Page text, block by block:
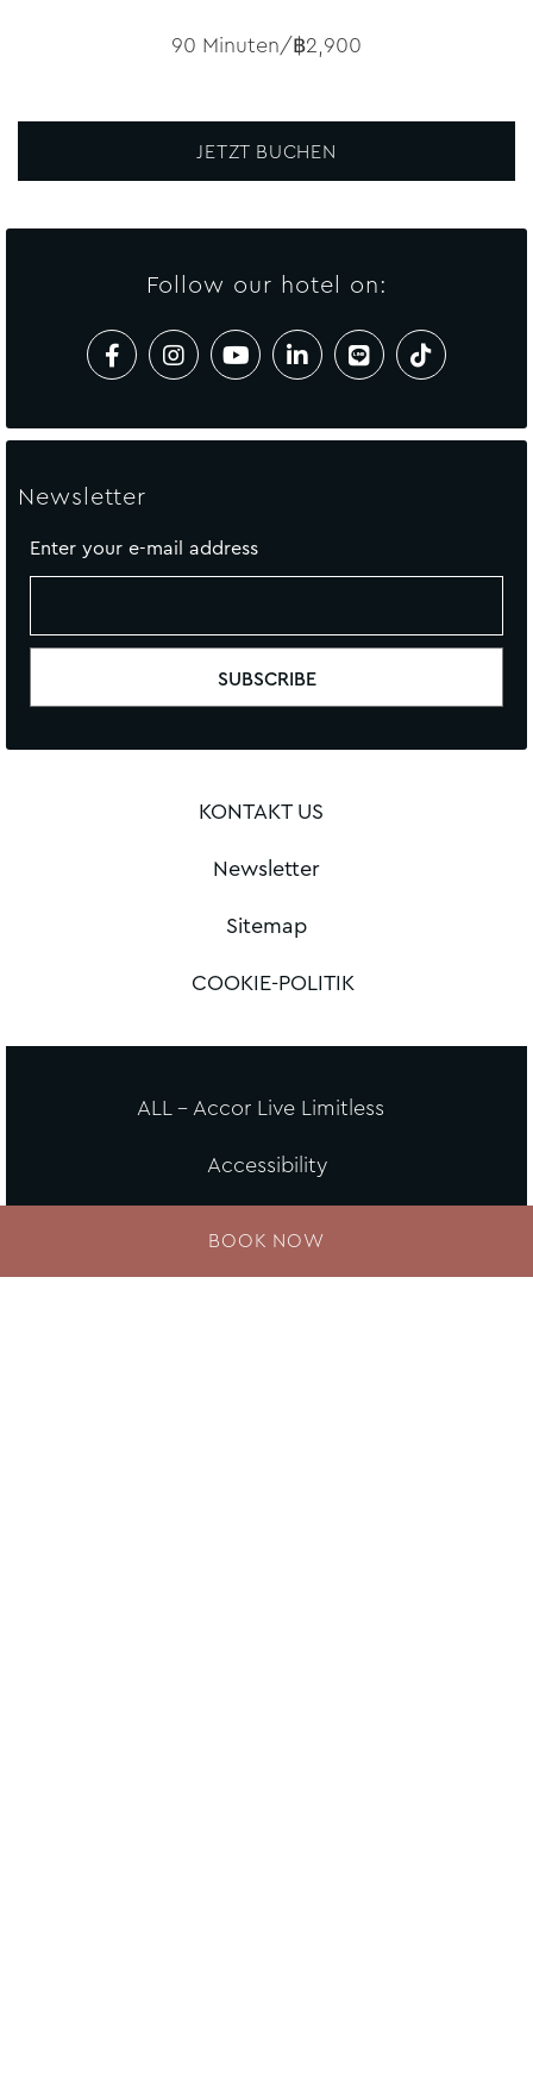
90 Minuten/฿2,900
JETZT BUCHEN
Follow our hotel on:
Newsletter
Enter your e-mail address
KONTAKT US
Newsletter
Sitemap
COOKIE-POLITIK
ALL - Accor Live Limitless
Accessibility
Loyalty
BOOK NOW